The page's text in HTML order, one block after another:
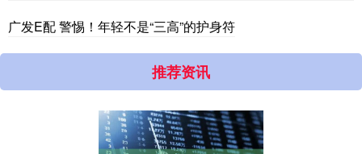
广发E配 警惕！年轻不是“三高”的护身符
推荐资讯